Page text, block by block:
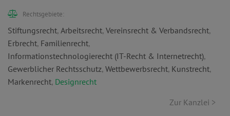
Rechtsgebiete:
Stiftungsrecht, Arbeitsrecht, Vereinsrecht & Verbandsrecht,
Erbrecht, Familienrecht,
Informationstechnologierecht (IT-Recht & Internetrecht),
Gewerblicher Rechtsschutz, Wettbewerbsrecht, Kunstrecht,
Markenrecht, Designrecht
Zur Kanzlei >